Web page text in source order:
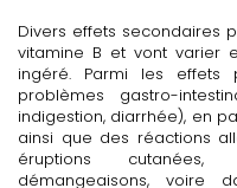
Divers effets secondaires
vitamine B et vont varier
ingéré. Parmi les effets
problèmes gastro-
indigestion, diarrhée), en
ainsi que des réactions
éruptions cutanées,
démangeaisons, voire